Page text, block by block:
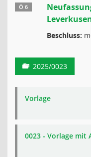
Ö 6
Beschluss:
2025/0023
Vorlage
0023 - Vorlage mit